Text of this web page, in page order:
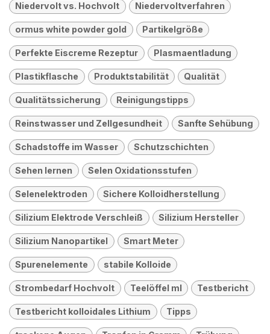
Niedervolt vs. Hochvolt Niedervoltverfahren
ormus white powder gold Partikelgröße
Perfekte Eiscreme Rezeptur Plasmaentladung
Plastikflasche Produktstabilität Qualität
Qualitätssicherung Reinigungstipps
Reinstwasser und Zellgesundheit Sanfte Sehübung
Schadstoffe im Wasser Schutzschichten
Sehen lernen Selen Oxidationsstufen
Selenelektroden Sichere Kolloidherstellung
Silizium Elektrode Verschleiß Silizium Hersteller
Silizium Nanopartikel Smart Meter
Spurenelemente stabile Kolloide
Strombedarf Hochvolt Teelöffel ml Testbericht
Testbericht kolloidales Lithium Tipps